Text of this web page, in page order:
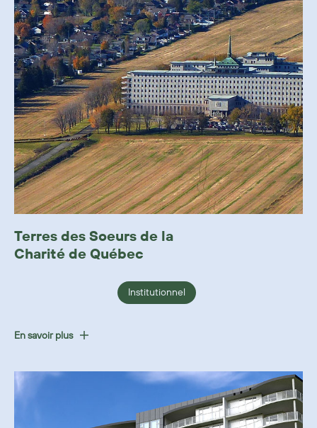
Terres des Soeurs de la
Charité de Québec
Institutionnel
En savoir plus